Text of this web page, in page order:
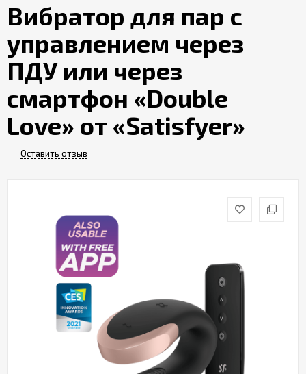
%
CashBack
%
Партнерам
Служба
качества
Вибратор для пар с
управлением через
ПДУ или через
смартфон «Double
Love» от «Satisfyer»
Оставить отзыв